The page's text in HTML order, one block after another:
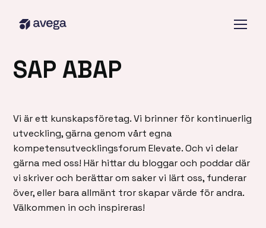
SAP ABAP
Vi är ett kunskapsföretag. Vi brinner för kontinuerlig
utveckling, gärna genom vårt egna
kompetensutvecklingsforum Elevate. Och vi delar
gärna med oss! Här hittar du bloggar och poddar där
vi skriver och berättar om saker vi lärt oss, funderar
över, eller bara allmänt tror skapar värde för andra.
Välkommen in och inspireras!